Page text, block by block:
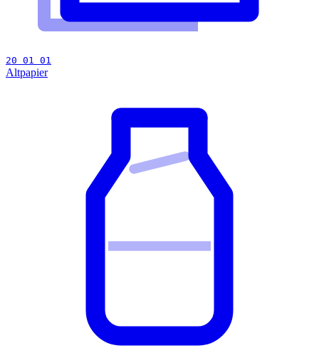
20 01 01
Altpapier